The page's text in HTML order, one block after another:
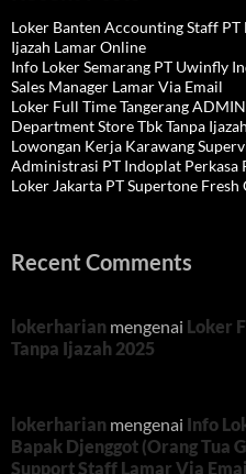
Loker Banten Accounting Staff PT
Ijazah Lamar Online
Info Loker Semarang PT Uwinfly
Sales Manager Lamar Via Email
Loker Full Time Tangerang
Department Store Tbk Tanpa
Lowongan Kerja Karawang
Administrasi PT Indoplat Perkasa
Loker Jakarta PT Supertone
Recent Comments
lokerharian mengenai Loker
Tanpa Ijazah 2025
lokerharian mengenai Info
Bapak Djenggot (Orang Tua
Support Staff Lamar Via Email